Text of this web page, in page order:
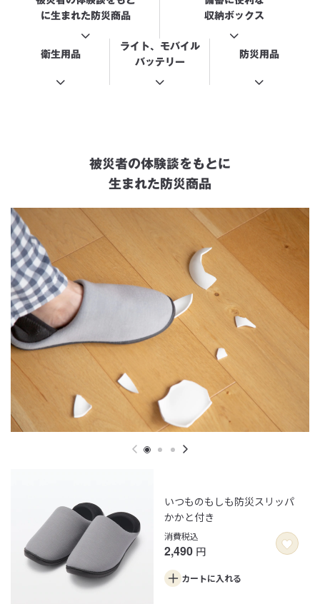
ノンアルコール ウェット
ティシュー
湯せん調理ができるポリエ
チレン袋
マチ付きダブルチャック
フリーザーバッグ／Ｌ
消費税込
199 円
マチ付きダブルチャック
フリーザーバッグ／ロング
消費税込
円
カートに入れる
バガスと竹パルプ プレー
ト 大
竹スプーン
消費税込
99
に生まれた防災商品
収納ボックス
衛生用品
ライト、モバイル
バッテリー
防災用品
被災者の体験談をもとに
生まれた防災商品
いつものもしも防災スリッパ
かかと付き
消費税込
2,490 円
カートに入れる